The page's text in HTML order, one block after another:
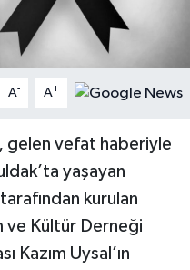
A- A+
gelen vefat haberiyle
yaşayan
kurulan
ve Kültür Derneği
Kazım Uysal’ın